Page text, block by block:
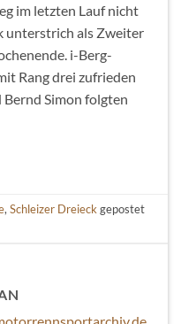
im letzten Lauf nicht
unterstrich als Zweiter
i-Berg-
Rang drei zufrieden
Simon folgten
,Schleizer Dreieckgepostet